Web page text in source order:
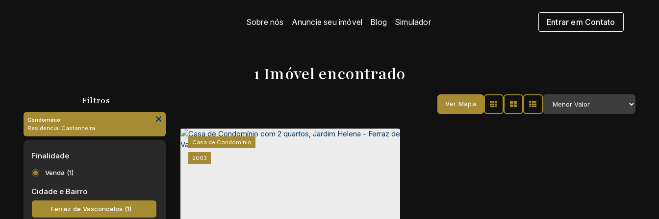
Entrar em Contato
Simulador
Blog
Anuncie seu imóvel
Sobre nós
1 Imóvel encontrado
Condomínio:
Residencial Castanheira
Finalidade
Venda (1)
Cidade e Bairro
Ferraz de Vasconcelos (1)
Ver Mapa
2003
Casa de Condomínio